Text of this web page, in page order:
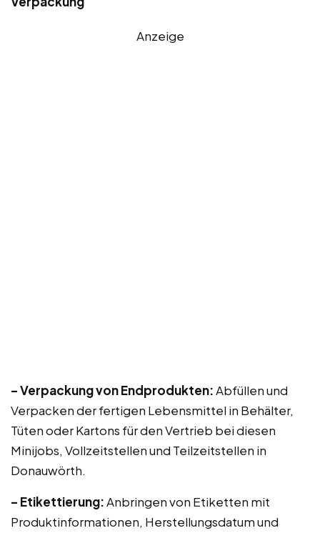
Anzeige
– Verpackung von Endprodukten:Abfüllen und
Verpacken der fertigen Lebensmittel in Behälter,
Tüten oder Kartons für den Vertrieb bei diesen
Minijobs, Vollzeitstellen und Teilzeitstellen in
Donauwörth.
– Etikettierung:Anbringen von Etiketten mit
Produktinformationen, Herstellungsdatum und